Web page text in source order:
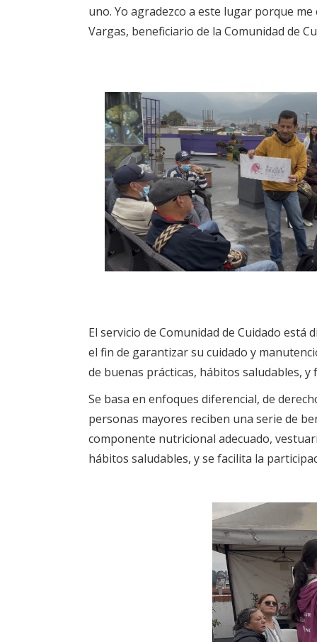
uno. Yo agradezco a este lugar porque
Vargas, beneficiario de la Comunidad de
El servicio de Comunidad de Cuidado
el fin de garantizar su cuidado y
de buenas prácticas, hábitos saludables,
Se basa en enfoques diferencial, de
personas mayores reciben una serie de
componente nutricional adecuado,
hábitos saludables, y se facilita la